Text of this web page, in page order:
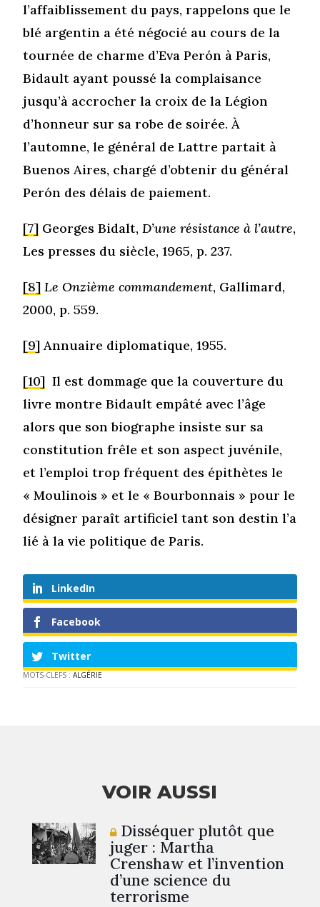
l’affaiblissement du pays, rappelons que le
blé argentin a été négocié au cours de la
tournée de charme d’Eva Perón à Paris,
Bidault ayant poussé la complaisance
jusqu’à accrocher la croix de la Légion
d’honneur sur sa robe de soirée. À
l’automne, le général de Lattre partait à
Buenos Aires, chargé d’obtenir du général
Perón des délais de paiement.
[7] Georges Bidalt, D’une résistance à l’autre,
Les presses du siècle, 1965, p. 237.
[8] Le Onzième commandement, Gallimard,
2000, p. 559.
[9] Annuaire diplomatique, 1955.
[10] Il est dommage que la couverture du
livre montre Bidault empâté avec l’âge
alors que son biographe insiste sur sa
constitution frêle et son aspect juvénile,
et l’emploi trop fréquent des épithètes le
« Moulinois » et le « Bourbonnais » pour le
désigner paraît artificiel tant son destin l’a
lié à la vie politique de Paris.
LinkedIn
Facebook
Twitter
MOTS-CLEFS :ALGÉRIE
VOIR AUSSI
Disséquer plutôt que
juger : Martha
Crenshaw et l’invention
d’une science du
terrorisme